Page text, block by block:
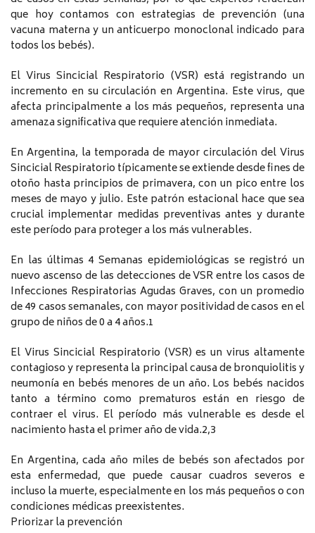
que hoy contamos con estrategias de prevención (una
vacuna materna y un anticuerpo monoclonal indicado para
todos los bebés).
El Virus Sincicial Respiratorio (VSR) está registrando un
incremento en su circulación en Argentina. Este virus, que
afecta principalmente a los más pequeños, representa una
amenaza significativa que requiere atención inmediata.
En Argentina, la temporada de mayor circulación del Virus
Sincicial Respiratorio típicamente se extiende desde fines de
otoño hasta principios de primavera, con un pico entre los
meses de mayo y julio. Este patrón estacional hace que sea
crucial implementar medidas preventivas antes y durante
este período para proteger a los más vulnerables.
En las últimas 4 Semanas epidemiológicas se registró un
nuevo ascenso de las detecciones de VSR entre los casos de
Infecciones Respiratorias Agudas Graves, con un promedio
de 49 casos semanales, con mayor positividad de casos en el
grupo de niños de 0 a 4 años.1
El Virus Sincicial Respiratorio (VSR) es un virus altamente
contagioso y representa la principal causa de bronquiolitis y
neumonía en bebés menores de un año. Los bebés nacidos
tanto a término como prematuros están en riesgo de
contraer el virus. El período más vulnerable es desde el
nacimiento hasta el primer año de vida.2,3
En Argentina, cada año miles de bebés son afectados por
esta enfermedad, que puede causar cuadros severos e
incluso la muerte, especialmente en los más pequeños o con
condiciones médicas preexistentes.
Priorizar la prevención